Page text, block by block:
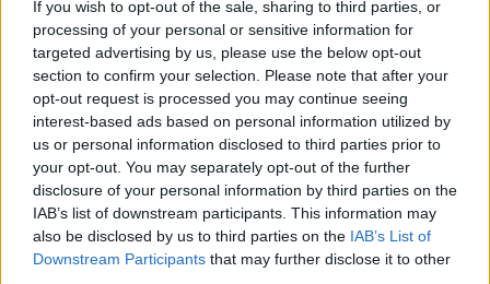
If you wish to opt-out of the sale, sharing to third parties, or
processing of your personal or sensitive information for
targeted advertising by us, please use the below opt-out
section to confirm your selection. Please note that after your
opt-out request is processed you may continue seeing
interest-based ads based on personal information utilized by
us or personal information disclosed to third parties prior to
your opt-out. You may separately opt-out of the further
disclosure of your personal information by third parties on the
IAB’s list of downstream participants. This information may
also be disclosed by us to third parties on the IAB’s List of
Downstream Participants that may further disclose it to other